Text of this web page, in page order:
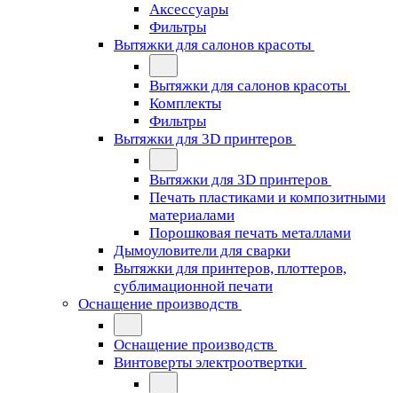
Аксессуары
Фильтры
Вытяжки для салонов красоты
Вытяжки для салонов красоты
Комплекты
Фильтры
Вытяжки для 3D принтеров
Вытяжки для 3D принтеров
Печать пластиками и композитными
материалами
Порошковая печать металлами
Дымоуловители для сварки
Вытяжки для принтеров, плоттеров,
сублимационной печати
Оснащение производств
Оснащение производств
Винтоверты электроотвертки